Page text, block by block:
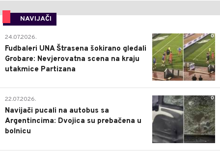
NAVIJAČI
0
24.07.2026.
Fudbaleri UNA Štrasena šokirano gledali
Grobare: Nevjerovatna scena na kraju
utakmice Partizana
0
22.07.2026.
Navijači pucali na autobus sa
Argentincima: Dvojica su prebačena u
bolnicu